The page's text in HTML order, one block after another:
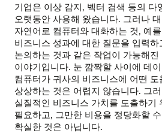
기업은 이상 감지, 벡터 검색 등의 다
오랫동안 사용해 왔습니다. 그러나
자연어로 컴퓨터와 대화하는 것, 예
비즈니스 성과에 대한 질문을 입력
논의하는 것과 같은 작업이 가능해
이야기입니다. 눈 깜짝할 사이에 데
컴퓨터가 귀사의 비즈니스에 어떤 도
상상하는 것은 어렵지 않습니다. 그
실질적인 비즈니스 가치를 도출하기
필요하고, 그만한 비용을 정당화할
확실한 것은 아닙니다.